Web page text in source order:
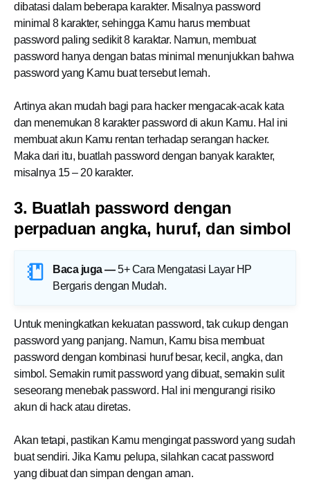
dibatasi dalam beberapa karakter. Misalnya password
minimal 8 karakter, sehingga Kamu harus membuat
password paling sedikit 8 karaktar. Namun, membuat
password hanya dengan batas minimal menunjukkan bahwa
password yang Kamu buat tersebut lemah.
Artinya akan mudah bagi para hacker mengacak-acak kata
dan menemukan 8 karakter password di akun Kamu. Hal ini
membuat akun Kamu rentan terhadap serangan hacker.
Maka dari itu, buatlah password dengan banyak karakter,
misalnya 15 – 20 karakter.
3. Buatlah password dengan
perpaduan angka, huruf, dan simbol
Baca juga — 5+ Cara Mengatasi Layar HP
Bergaris dengan Mudah.
Untuk meningkatkan kekuatan password, tak cukup dengan
password yang panjang. Namun, Kamu bisa membuat
password dengan kombinasi huruf besar, kecil, angka, dan
simbol. Semakin rumit password yang dibuat, semakin sulit
seseorang menebak password. Hal ini mengurangi risiko
akun di hack atau diretas.
Akan tetapi, pastikan Kamu mengingat password yang sudah
buat sendiri. Jika Kamu pelupa, silahkan cacat password
yang dibuat dan simpan dengan aman.